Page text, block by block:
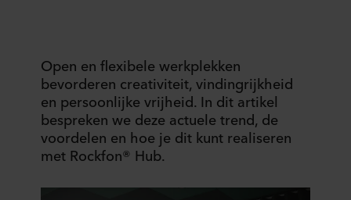
Open en flexibele werkplekken
bevorderen creativiteit, vindingrijkheid
en persoonlijke vrijheid. In dit artikel
bespreken we deze actuele trend, de
voordelen en hoe je dit kunt realiseren
met Rockfon® Hub.